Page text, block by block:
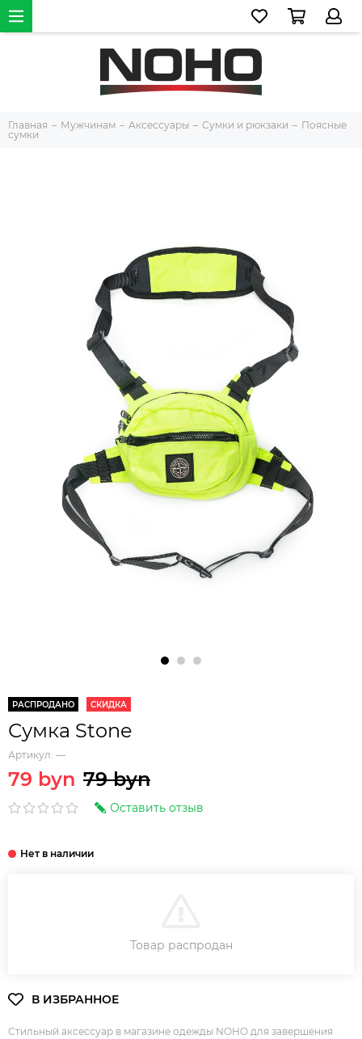
Главная Мужчинам Аксессуары Сумки и рюкзаки
Поясные
сумки
РАСПРОДАНО СКИДКА
Сумка Stone
Артикул: —
79 byn 79 byn
Оставить отзыв
Товар распродан
Стильный аксессуар в магазине одежды NOHO для завершения